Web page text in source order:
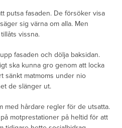
putsa fasaden. De försöker visa
sig värna om alla. Men
vissna.
fasaden och dölja baksidan.
ska kunna gro genom att locka
sänkt matmoms under nio
de slänger ut.
med hårdare regler för de utsatta.
motprestationer på heltid för att